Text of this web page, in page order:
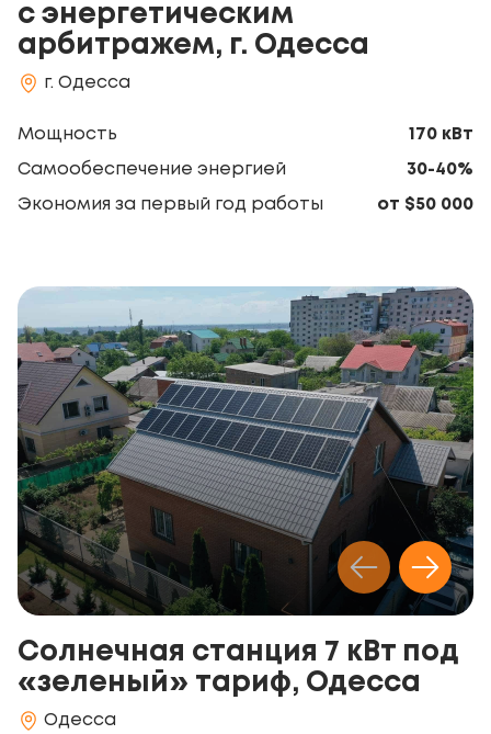
с энергетическим
арбитражем, г. Одесса
г. Одесса
Мощность 170 кВт
Самообеспечение энергией 30-40%
Экономия за первый год работы от $50 000
Солнечная станция 7 кВт под
«зеленый» тариф, Одесса
Одесса